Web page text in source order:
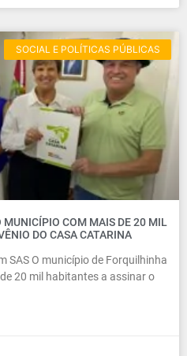
SOCIAL E POLÍTICAS PÚBLICAS
COM MAIS DE 20 MIL
DO CASA CATARINA
SAS O município de Forquilhinha
20 mil habitantes a assinar o